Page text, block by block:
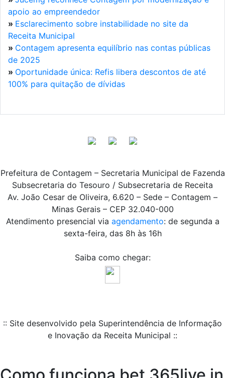
apoio ao empreendedor
» Esclarecimento sobre instabilidade no site da
Receita Municipal
» Contagem apresenta equilíbrio nas contas públicas
de 2025
» Oportunidade única: Refis libera descontos de até
100% para quitação de dívidas
Prefeitura de Contagem – Secretaria Municipal de Fazenda
Subsecretaria do Tesouro / Subsecretaria de Receita
Av. João Cesar de Oliveira, 6.620 – Sede – Contagem –
Minas Gerais – CEP 32.040-000
Atendimento presencial via agendamento: de segunda a
sexta-feira, das 8h às 16h
Saiba como chegar:
:: Site desenvolvido pela Superintendência de Informação
e Inovação da Receita Municipal ::